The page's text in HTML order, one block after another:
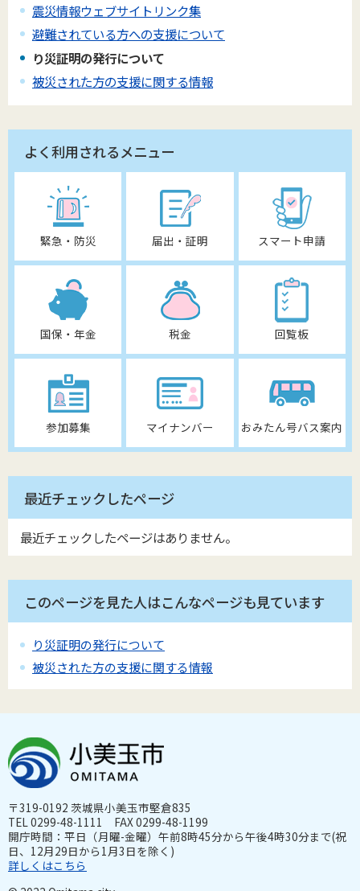
震災情報ウェブサイトリンク集
避難されている方への支援について
り災証明の発行について
被災された方の支援に関する情報
よく利用されるメニュー
緊急・防災 届出・証明 スマート申請
国保・年金 税金 回覧板
参加募集 マイナンバー おみたん号バス案内
最近チェックしたページ
最近チェックしたページはありません。
このページを見た人はこんなページも見ています
り災証明の発行について
被災された方の支援に関する情報
〒319-0192 茨城県小美玉市堅倉835
TEL 0299-48-1111 FAX 0299-48-1199
開庁時間：平日（月曜-金曜）午前8時45分から午後4時30分まで(祝
日、12月29日から1月3日を除く)
詳しくはこちら